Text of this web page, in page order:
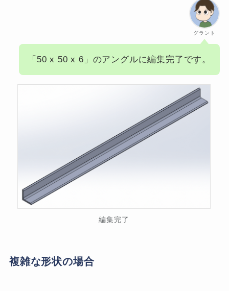
グラント
「50 x 50 x 6」のアングルに編集完了です。
編集完了
複雑な形状の場合